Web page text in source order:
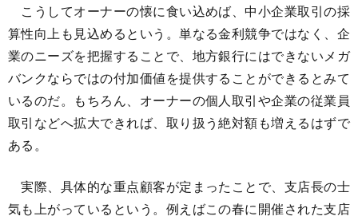
こうしてオーナーの懐に食い込めば、中小企業取引の採
算性向上も見込めるという。単なる金利競争ではなく、企
業のニーズを把握することで、地方銀行にはできないメガ
バンクならではの付加価値を提供することができるとみて
いるのだ。もちろん、オーナーの個人取引や企業の従業員
取引などへ拡大できれば、取り扱う絶対額も増えるはずで
ある。
実際、具体的な重点顧客が定まったことで、支店長の士
気も上がっているという。例えばこの春に開催された支店